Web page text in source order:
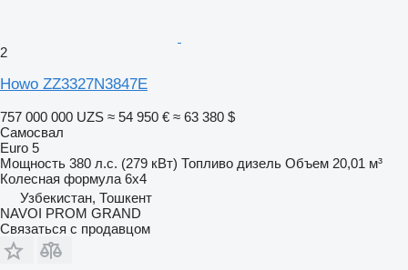
2
Howo ZZ3327N3847E
757 000 000 UZS ≈ 54 950 € ≈ 63 380 $
Самосвал
Euro 5
Мощность 380 л.с. (279 кВт) Топливо дизель Объем 20,01 м³
Колесная формула 6x4
Узбекистан, Тошкент
NAVOI PROM GRAND
Связаться с продавцом